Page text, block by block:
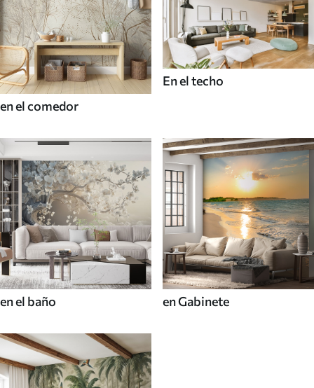
en el comedor
En el techo
en el baño en Gabinete